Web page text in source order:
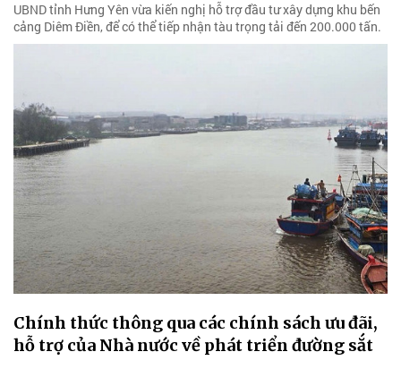
UBND tỉnh Hưng Yên vừa kiến nghị hỗ trợ đầu tư xây dựng khu bến
cảng Diêm Điền, để có thể tiếp nhận tàu trọng tải đến 200.000 tấn.
Chính thức thông qua các chính sách ưu đãi,
hỗ trợ của Nhà nước về phát triển đường sắt